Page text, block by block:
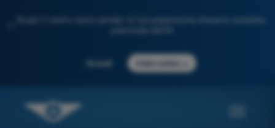
Scopri il nostro nuovo portale: la tua preparazione d'esame completa,
Accedi Inizia subito